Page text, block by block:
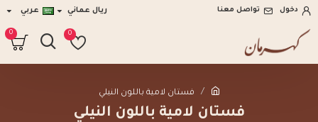
دخول تواصل معنا ريال عماني عربي
0
0
فستان لامية باللون النيلي
فستان لامية باللون النيلي